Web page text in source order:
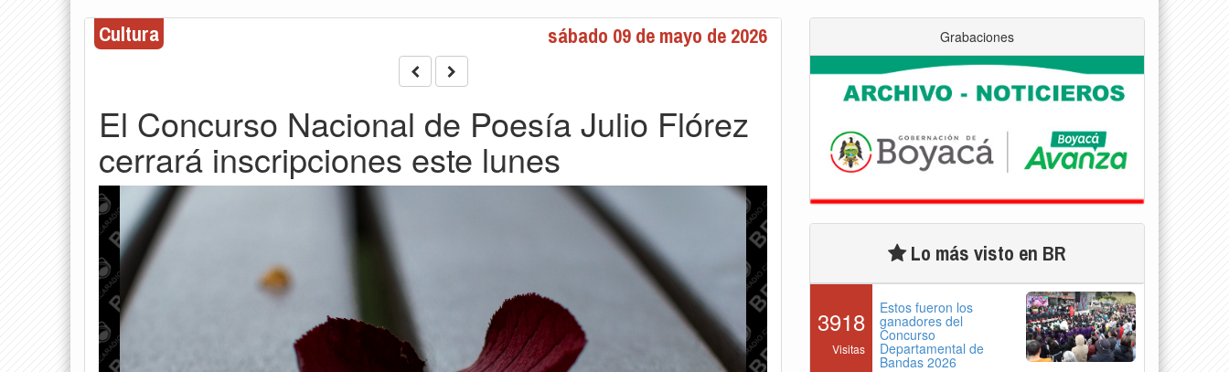
Cultura sábado 09 de mayo de 2026
El Concurso Nacional de Poesía Julio Flórez
cerrará inscripciones este lunes
Grabaciones
Lo más visto en BR
3918
Visitas
Estos fueron los
ganadores del
Concurso
Departamental de
Bandas 2026